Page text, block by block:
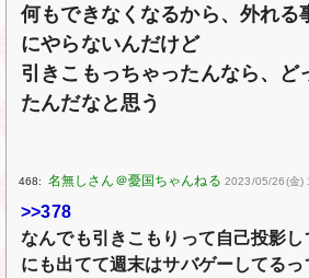
何もできなくなるから、外れる
にやらないんだけど
引きこもっちゃったんなら、ど
たんだなと思う
468: 2023/05/26(金)
>>378
なんでも引きこもりって自己投影
にも出てて週末はサバゲーしてるっ